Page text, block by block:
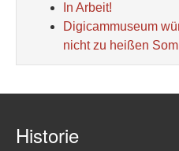
In Arbeit!
Digicammuseum
nicht zu heißen
Historie